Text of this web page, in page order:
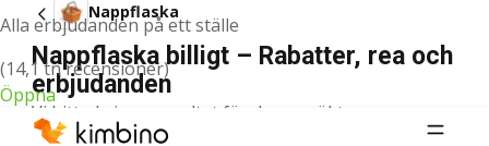
Alla erbjudanden på ett ställe
(14,1 tn recensioner)
Öppna
Nappflaska
Nappflaska billigt – Rabatter, rea och
erbjudanden
Vi hittade inga resultat för denna sökterm.